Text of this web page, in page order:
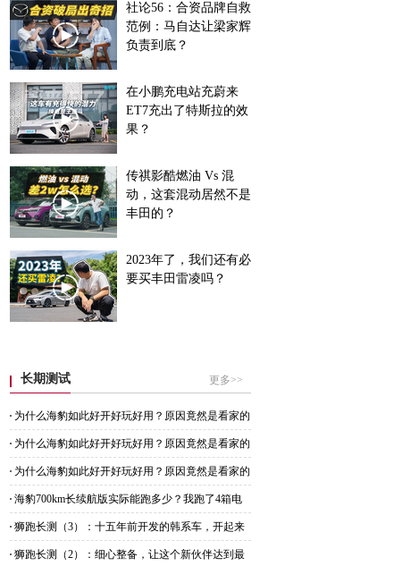
社论56：合资品牌自救
范例：马自达让梁家辉
负责到底？
在小鹏充电站充蔚来
ET7充出了特斯拉的效
果？
传祺影酷燃油 Vs 混
动，这套混动居然不是
丰田的？
2023年了，我们还有必
要买丰田雷凌吗？
长期测试 更多>>
为什么海豹如此好开好玩好用？原因竟然是看家的
CTB技术
为什么海豹如此好开好玩好用？原因竟然是看家的
CTB技术
为什么海豹如此好开好玩好用？原因竟然是看家的
CTB技术
海豹700km长续航版实际能跑多少？我跑了4箱电
来说说
狮跑长测（3）：十五年前开发的韩系车，开起来
怎么样？
狮跑长测（2）：细心整备，让这个新伙伴达到最